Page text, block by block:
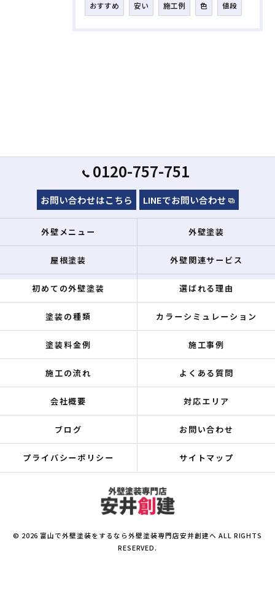
おすすめ 安い 施工例 色 値段
0120-757-751
お問い合わせはこちら LINEでお問い合わせ
外壁メニュー 外壁塗装
屋根塗装 外壁関連サービス
初めての外壁塗装 選ばれる理由
塗装の種類 カラーシミュレーション
塗装料金例 施工事例
施工の流れ よくある質問
会社概要 対応エリア
ブログ お問い合わせ
プライバシーポリシー サイトマップ
© 2026 富山で外壁塗装をするなら外壁塗装専門店安井創建へ ALL RIGHTS
RESERVED.